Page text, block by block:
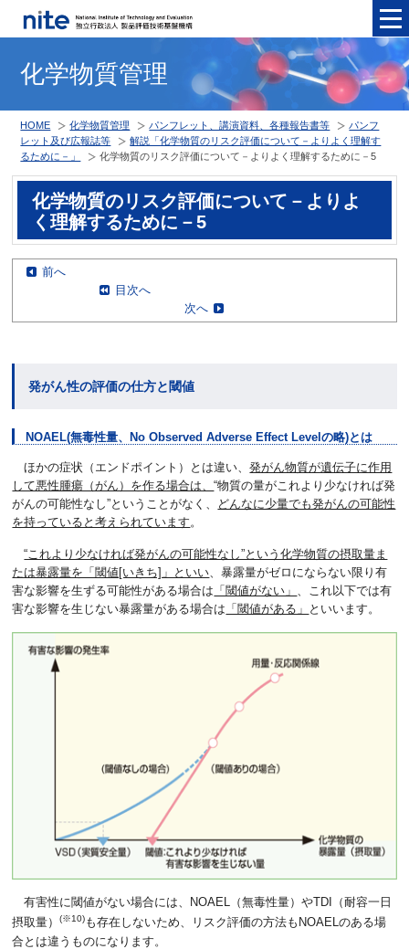
化学物質管理
HOME 化学物質管理 パンフレット、講演資料、各種報告書等
パンフ
レット及び広報誌等
解説「化学物質のリスク評価について－よりよく理解す
るために－」
化学物質のリスク評価について－よりよく理解するために－5
化学物質のリスク評価について－よりよ
く理解するために－5
前へ
目次へ
次へ
発がん性の評価の仕方と閾値
NOAEL(無毒性量、No Observed Adverse Effect Levelの略)とは
ほかの症状（エンドポイント）とは違い、発がん物質が遺伝子に作用
して悪性腫瘍（がん）を作る場合は、“物質の量がこれより少なければ発
がんの可能性なし”ということがなく、
どんなに少量でも発がんの可能性
を持っていると考えられています。
“これより少なければ発がんの可能性なし”という化学物質の摂取量ま
たは暴露量を「閾値[いきち]」といい、暴露量がゼロにならない限り有
害な影響を生ずる可能性がある場合は 「閾値がない」 、これ以下では有
害な影響を生じない暴露量がある場合は 「閾値がある」 といいます。
有害性に閾値がない場合には、NOAEL（無毒性量）やTDI（耐容一日
摂取量）(※10)も存在しないため、リスク評価の方法もNOAELのある場
合とは違うものになります。